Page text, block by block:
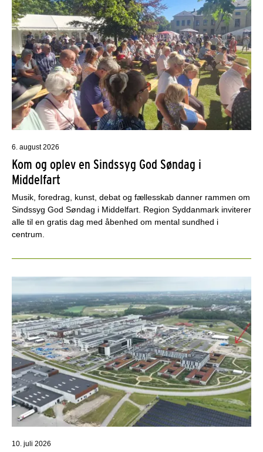
6. august 2026
Kom og oplev en Sindssyg God Søndag i
Middelfart
Musik, foredrag, kunst, debat og fællesskab danner rammen om
Sindssyg God Søndag i Middelfart. Region Syddanmark inviterer
alle til en gratis dag med åbenhed om mental sundhed i
centrum.
10. juli 2026